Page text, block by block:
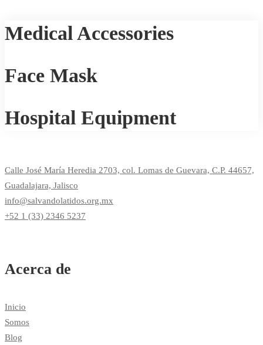
Medical Accessories
Face Mask
Hospital Equipment
Calle José María Heredia 2703, col. Lomas de Guevara, C.P. 44657,
Guadalajara, Jalisco
info@salvandolatidos.org.mx
+52 1 (33) 2346 5237
Acerca de
Inicio
Somos
Blog